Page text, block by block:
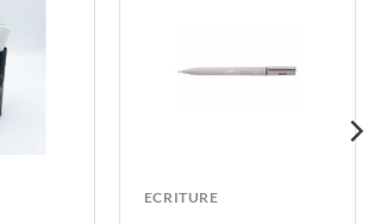
ECRITURE